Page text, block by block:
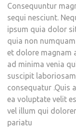
Consequuntur
sequi nesciunt.
ipsum quia dolor
quia non
et dolore magnam
ad minima venia
suscipit
consequatur .Quis
ea voluptate velit
vel illum qui
pariatu